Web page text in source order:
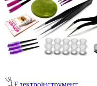
Електроінструмент